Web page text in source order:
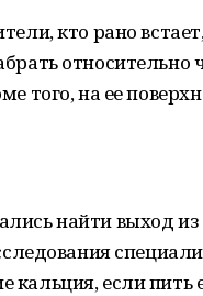
кто рано
относительно
того, на ее
найти выход
кальция, если